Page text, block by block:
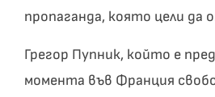
пропаганда, която цели да
Грегор Пупник, който е
момента във Франция